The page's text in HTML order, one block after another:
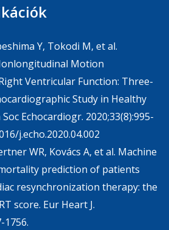
Y, Tokodi M, et al.
Motion
Ventricular Function: Three-
Study in Healthy
Echocardiogr. 2020;33(8):995-
j.echo.2020.04.002
WR, Kovács A, et al. Machine
prediction of patients
resynchronization therapy: the
score. Eur Heart J.
1756.